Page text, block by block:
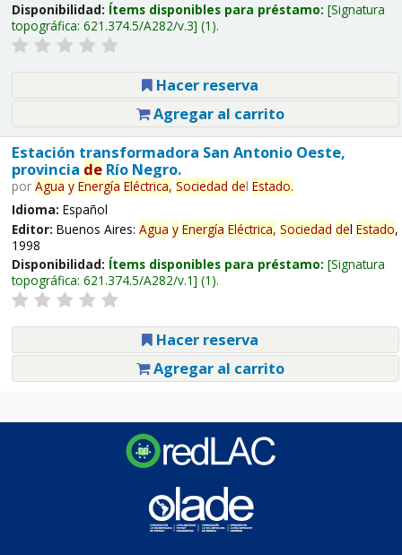
Disponibilidad: Ítems disponibles para préstamo: Signatura
topográfica: 621.374.5/A282/v.3 (1).
Hacer reserva
Agregar al carrito
Estación transformadora San Antonio Oeste,
provincia deRío Negro.
por Agua y Energía Eléctrica, Sociedad del Estado.
Idioma: Español
Editor: Buenos Aires: Agua y Energía Eléctrica, Sociedad del Estado,
1998
Disponibilidad: Ítems disponibles para préstamo: Signatura
topográfica: 621.374.5/A282/v.1 (1).
Hacer reserva
Agregar al carrito